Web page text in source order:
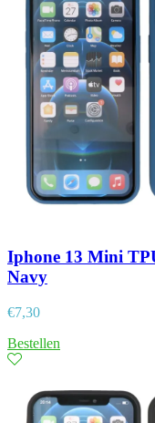
Iphone 13 Mini
Navy
€7,30
Bestellen